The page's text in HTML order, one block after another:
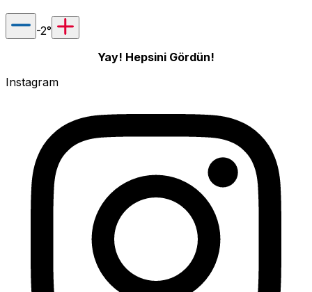
-2°
Yay! Hepsini Gördün!
Instagram